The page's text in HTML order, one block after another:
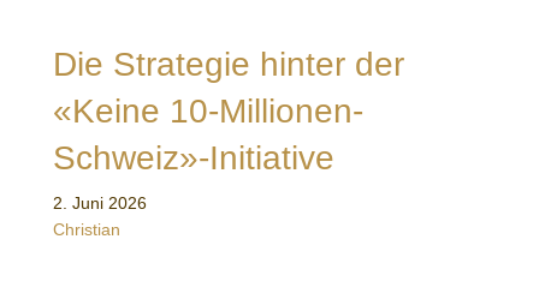
Die Strategie hinter der
«Keine 10-Millionen-
Schweiz»-Initiative
2. Juni 2026
Christian